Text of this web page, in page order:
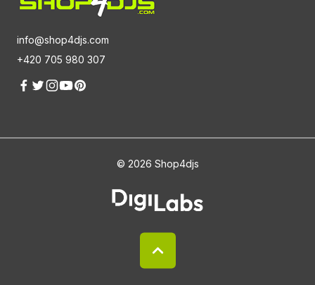
info@shop4djs.com
+420 705 980 307
© 2026 Shop4djs